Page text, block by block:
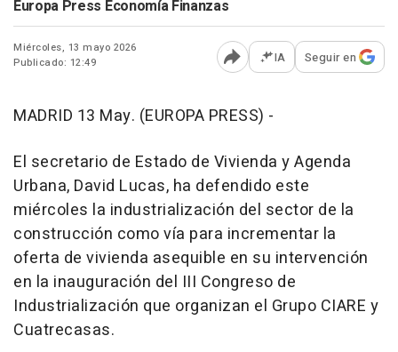
Europa Press Economía Finanzas
Miércoles, 13 mayo 2026
Publicado: 12:49
Abrir opciones para
IA Seguir en
MADRID 13 May. (EUROPA PRESS) -
El secretario de Estado de Vivienda y Agenda
Urbana, David Lucas, ha defendido este
miércoles la industrialización del sector de la
construcción como vía para incrementar la
oferta de vivienda asequible en su intervención
en la inauguración del III Congreso de
Industrialización que organizan el Grupo CIARE y
Cuatrecasas.